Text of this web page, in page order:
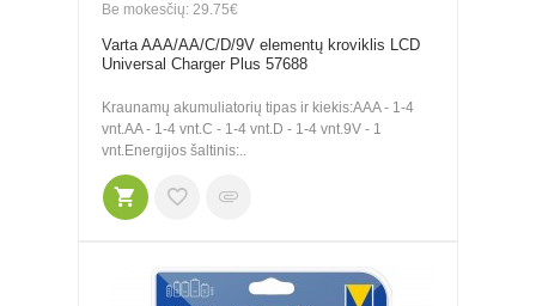
Be mokesčių: 29.75€
Varta AAA/AA/C/D/9V elementų kroviklis LCD
Universal Charger Plus 57688
Kraunamų akumuliatorių tipas ir kiekis:AAA - 1-4
vnt.AA - 1-4 vnt.C - 1-4 vnt.D - 1-4 vnt.9V - 1
vnt.Energijos šaltinis:..